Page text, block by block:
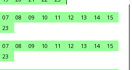
07 08 09 10 11 12 13 14
15
23
07 08 09 10 11 12 13 14
15
23